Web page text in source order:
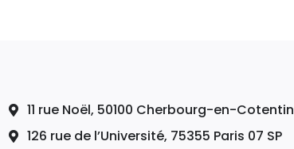
11 rue Noël, 50100 Cherbourg-en-Cotentin
126 rue de l’Université, 75355 Paris 07 SP